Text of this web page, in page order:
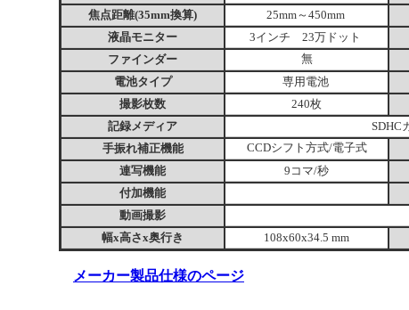
焦点距離(35mm換算)
25mm～450mm
液晶モニター
3インチ 23万ドット
ファインダー
無
電池タイプ
専用電池
撮影枚数
240枚
記録メディア
SDHC
手振れ補正機能 CCDシフト方式/電子式
連写機能
9コマ/秒
付加機能
動画撮影
幅x高さx奥行き
108x60x34.5 mm
メーカー製品仕様のページ